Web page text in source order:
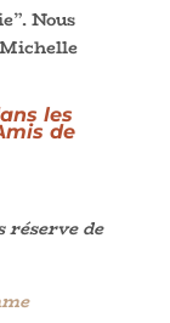
Nous
les
de
réserve de